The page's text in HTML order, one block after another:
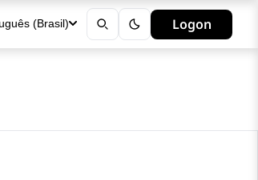
(Brasil) Logon